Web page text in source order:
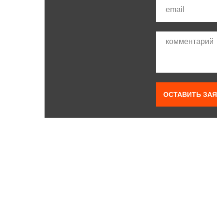
ОСТАВИТЬ